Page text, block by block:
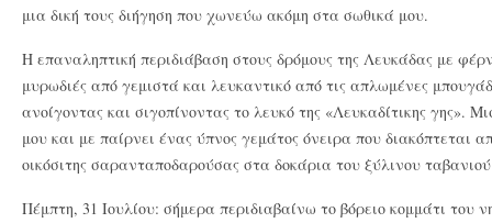
μια δική τους διήγηση που χωνεύω ακόμη στα σωθικά μου.
Η επαναληπτική περιδιάβαση στους δρόμους της Λευκάδας με
μυρωδιές από γεμιστά και λευκαντικό από τις απλωμένες
ανοίγοντας και σιγοπίνοντας το λευκό της «Λευκαδίτικης γης».
μου και με παίρνει ένας ύπνος γεμάτος όνειρα που διακόπτεται
οικόσιτης σαρανταποδαρούσας στα δοκάρια του ξύλινου
Πέμπτη, 31 Ιουλίου: σήμερα περιδιαβαίνω το βόρειο κομμάτι του